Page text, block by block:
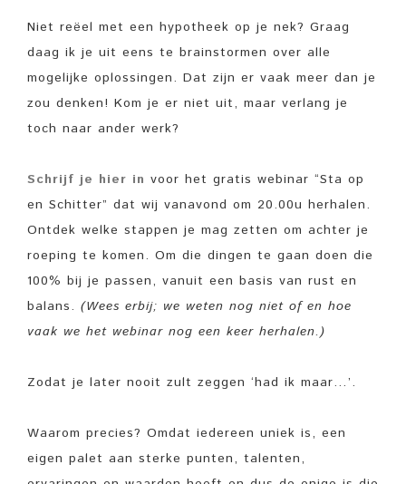
Niet reëel met een hypotheek op je nek? Graag
daag ik je uit eens te brainstormen over alle
mogelijke oplossingen. Dat zijn er vaak meer dan je
zou denken! Kom je er niet uit, maar verlang je
toch naar ander werk?
Schrijf je hier in voor het gratis webinar “Sta op
en Schitter” dat wij vanavond om 20.00u herhalen.
Ontdek welke stappen je mag zetten om achter je
roeping te komen. Om die dingen te gaan doen die
100% bij je passen, vanuit een basis van rust en
balans. (Wees erbij; we weten nog niet of en hoe
vaak we het webinar nog een keer herhalen.)
Zodat je later nooit zult zeggen ‘had ik maar…’.
Waarom precies? Omdat iedereen uniek is, een
eigen palet aan sterke punten, talenten,